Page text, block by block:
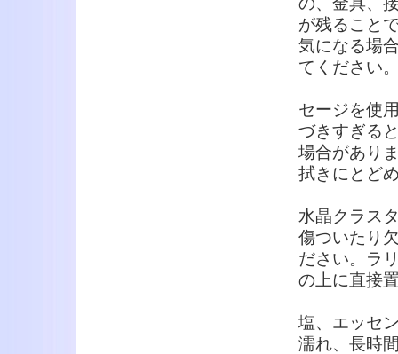
が残ること
気になる場
てください
セージを使
づきすぎる
場合があり
拭きにとど
水晶クラス
傷ついたり
ださい。ラ
の上に直接
塩、エッセ
濡れ、長時